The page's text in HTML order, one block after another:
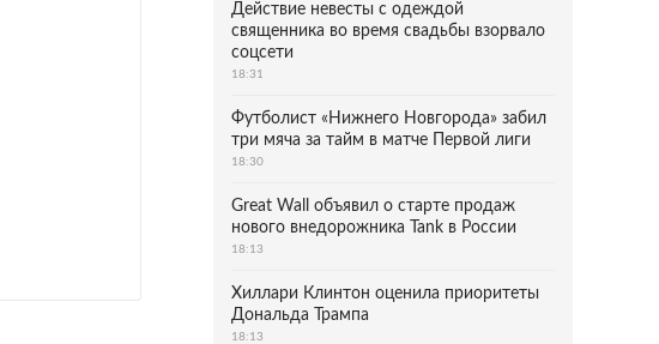
Действие невесты с одеждой
священника во время свадьбы взорвало
соцсети
18:31
Футболист «Нижнего Новгорода» забил
три мяча за тайм в матче Первой лиги
18:30
Great Wall объявил о старте продаж
нового внедорожника Tank в России
18:13
Хиллари Клинтон оценила приоритеты
Дональда Трампа
18:13